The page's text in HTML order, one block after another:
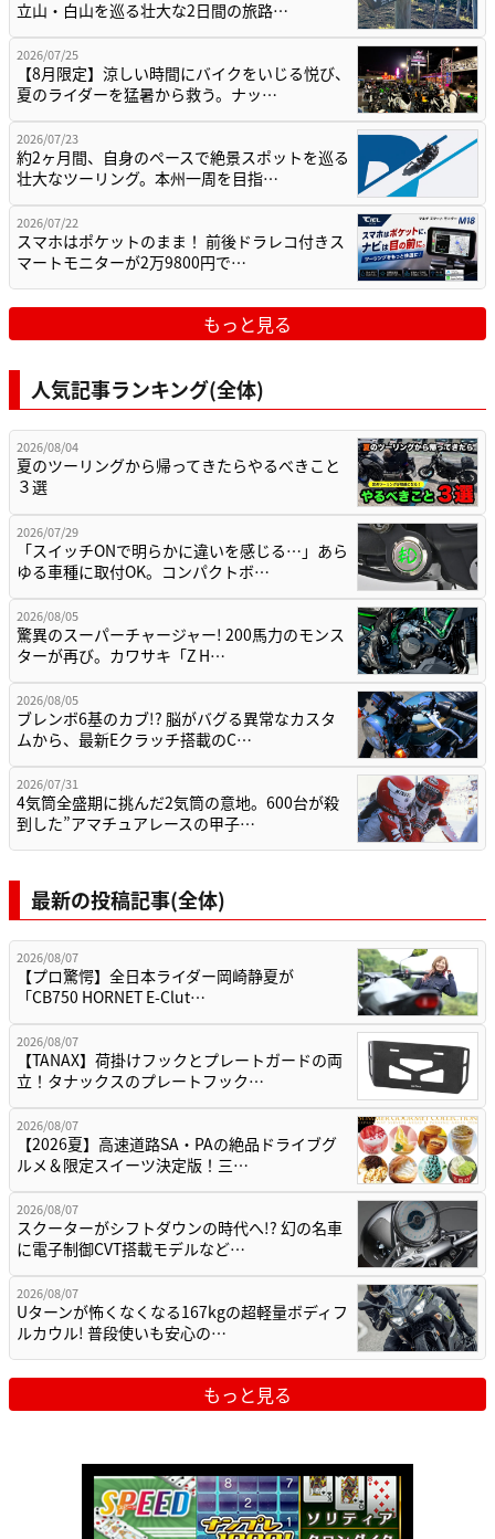
立山・白山を巡る壮大な2日間の旅路…
2026/07/25
【8月限定】涼しい時間にバイクをいじる悦び、
夏のライダーを猛暑から救う。ナッ…
2026/07/23
約2ヶ月間、自身のペースで絶景スポットを巡る
壮大なツーリング。本州一周を目指…
2026/07/22
スマホはポケットのまま！ 前後ドラレコ付きス
マートモニターが2万9800円で…
もっと見る
人気記事ランキング(全体)
2026/08/04
夏のツーリングから帰ってきたらやるべきこと
３選
2026/07/29
「スイッチONで明らかに違いを感じる…」あら
ゆる車種に取付OK。コンパクトボ…
2026/08/05
驚異のスーパーチャージャー! 200馬力のモンス
ターが再び。カワサキ「Z H…
2026/08/05
ブレンボ6基のカブ!? 脳がバグる異常なカスタ
ムから、最新Eクラッチ搭載のC…
2026/07/31
4気筒全盛期に挑んだ2気筒の意地。600台が殺
到した”アマチュアレースの甲子…
最新の投稿記事(全体)
2026/08/07
【プロ驚愕】全日本ライダー岡崎静夏が
「CB750 HORNET E-Clut…
2026/08/07
【TANAX】荷掛けフックとプレートガードの両
立！タナックスのプレートフック…
2026/08/07
【2026夏】高速道路SA・PAの絶品ドライブグ
ルメ＆限定スイーツ決定版！三…
2026/08/07
スクーターがシフトダウンの時代へ!? 幻の名車
に電子制御CVT搭載モデルなど…
2026/08/07
Uターンが怖くなくなる167kgの超軽量ボディフ
ルカウル! 普段使いも安心の…
もっと見る